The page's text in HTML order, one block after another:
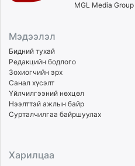
MGL Media Group
Мэдээлэл
Бидний тухай
Редакцийн бодлого
Зохиогчийн эрх
Санал хүсэлт
Үйлчилгээний нөхцөл
Нээлттэй ажлын байр
Сурталчилгаа байршуулах
Харилцаа